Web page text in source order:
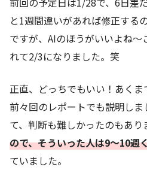
と1週間違いがあれば修正する
ですが、AIのほうがいいよね～
れて2/3になりました。笑
正直、どっちでもいい！あくま
前々回のレポートでも説明し
て、判断も難しかったのもあり
ので、そういった人は9～10週
ていました。